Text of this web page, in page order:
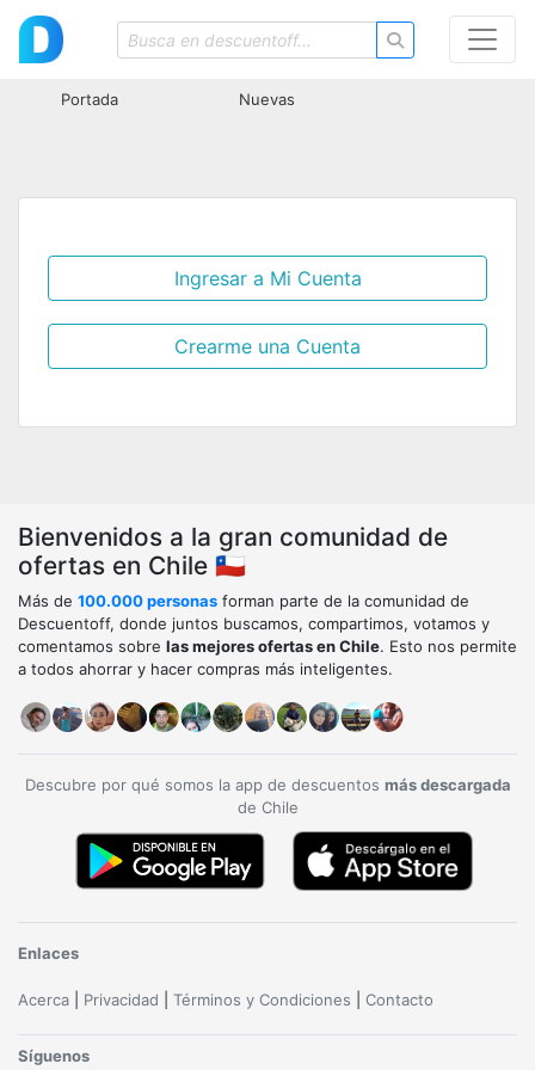
Portada Nuevas
Ingresar a Mi Cuenta
Crearme una Cuenta
Bienvenidos a la gran comunidad de
ofertas en Chile 🇨🇱
Más de 100.000 personas forman parte de la comunidad de
Descuentoff, donde juntos buscamos, compartimos, votamos y
comentamos sobre las mejores ofertas en Chile. Esto nos permite
a todos ahorrar y hacer compras más inteligentes.
Descubre por qué somos la app de descuentos más descargada
de Chile
Enlaces
Acerca Privacidad Términos y Condiciones Contacto
Síguenos